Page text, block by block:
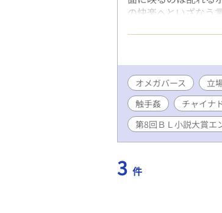
の快楽へといざなう
ど、そこを耐えて
に・・・。
オメガバース 立
触手姦
チャイナ
第8回ＢＬ小説大賞エ
3 件